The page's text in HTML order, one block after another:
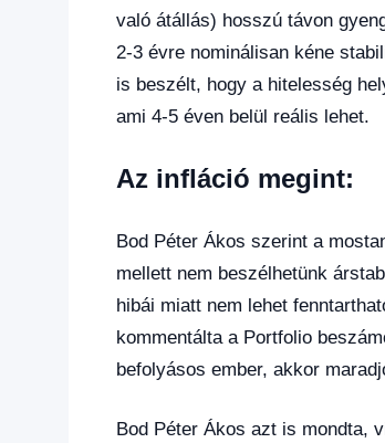
való átállás) hosszú távon
2-3 évre nominálisan kéne
is beszélt, hogy a hitelesség
ami 4-5 éven belül reális lehet.
Az infláció megint:
Bod Péter Ákos szerint a
mellett nem beszélhetünk
hibái miatt nem lehet
kommentálta a Portfolio
befolyásos ember, akkor
Bod Péter Ákos azt is mondta,